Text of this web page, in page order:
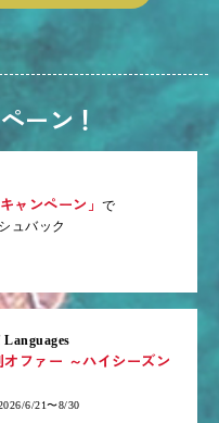
ーン！
ャンペーン」で
ュバック
Languages
オファー ～ハイシーズン
6/21〜8/30